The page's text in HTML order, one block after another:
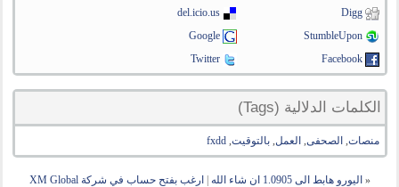
Digg
del.icio.us
StumbleUpon
Google
Facebook
Twitter
الكلمات الدلالية (Tags)
منصات, الصحفى, العمل,بالتوقيت,
fxdd
« اليورو هابط الى 1.0905 ان شاء الله
ارغب بفتح حساب في شركة XM Global